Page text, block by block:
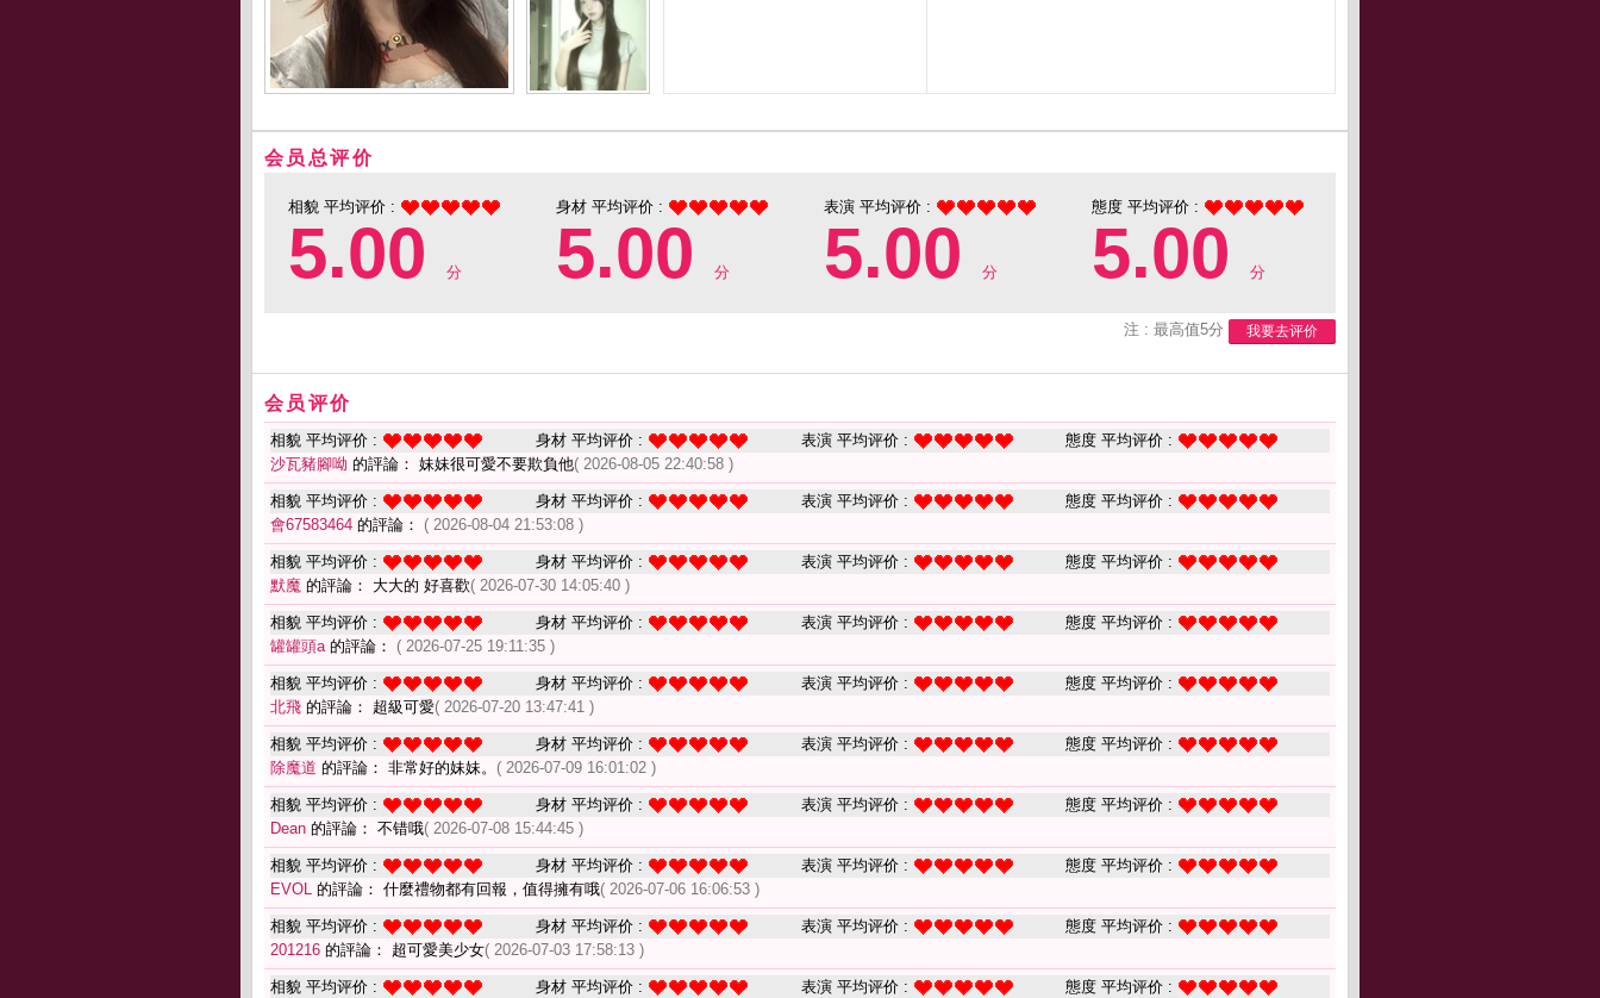
会员总评价
相貌 平均评价 :
5.00 分
身材 平均评价 :
5.00 分
表演 平均评价 :
5.00 分
態度 平均评价 :
5.00 分
注 : 最高值5分 我要去评价
会员评价
相貌 平均评价 : 身材 平均评价 : 表演 平均评价 :
態度 平均评价 :
沙瓦豬腳呦 的評論： 妹妹很可愛不要欺負他( 2026-08-05 22:40:58 )
相貌 平均评价 : 身材 平均评价 : 表演 平均评价 :
態度 平均评价 :
會67583464 的評論： ( 2026-08-04 21:53:08 )
相貌 平均评价 : 身材 平均评价 : 表演 平均评价 :
態度 平均评价 :
默魔 的評論： 大大的 好喜歡( 2026-07-30 14:05:40 )
相貌 平均评价 : 身材 平均评价 : 表演 平均评价 :
態度 平均评价 :
罐罐頭a的評論： ( 2026-07-25 19:11:35 )
相貌 平均评价 : 身材 平均评价 : 表演 平均评价 :
態度 平均评价 :
北飛 的評論： 超級可愛( 2026-07-20 13:47:41 )
相貌 平均评价 : 身材 平均评价 : 表演 平均评价 :
態度 平均评价 :
除魔道 的評論： 非常好的妹妹。 ( 2026-07-09 16:01:02 )
相貌 平均评价 : 身材 平均评价 : 表演 平均评价 :
態度 平均评价 :
Dean 的評論： 不错哦( 2026-07-08 15:44:45 )
相貌 平均评价 : 身材 平均评价 : 表演 平均评价 :
態度 平均评价 :
EVOL 的評論： 什麼禮物都有回報，值得擁有哦( 2026-07-06 16:06:53 )
相貌 平均评价 : 身材 平均评价 : 表演 平均评价 :
態度 平均评价 :
201216 的評論： 超可愛美少女( 2026-07-03 17:58:13 )
相貌 平均评价 : 身材 平均评价 : 表演 平均评价 :
態度 平均评价 :